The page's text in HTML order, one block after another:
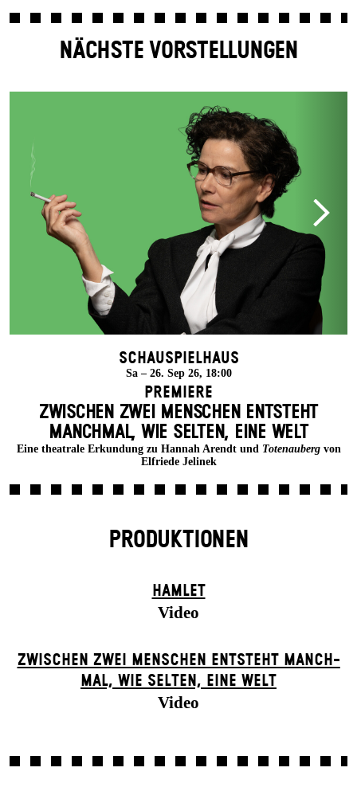
NÄCHSTE VORSTELLUNGEN
Schauspielhaus
Sa – 26. Sep 26, 18:00
Premiere
ZWISCHEN ZWEI MENSCHEN ENT­STEHT
MANCH­MAL, WIE SELTEN, EINE WELT
Eine theatrale Erkundung zu Hannah Arendt und Totenaubergvon
Elfriede Jelinek
PRODUKTIONEN
HAMLET
Video
ZWISCHEN ZWEI MENSCHEN ENT­STEHT MANCH­
MAL, WIE SELTEN, EINE WELT
Video